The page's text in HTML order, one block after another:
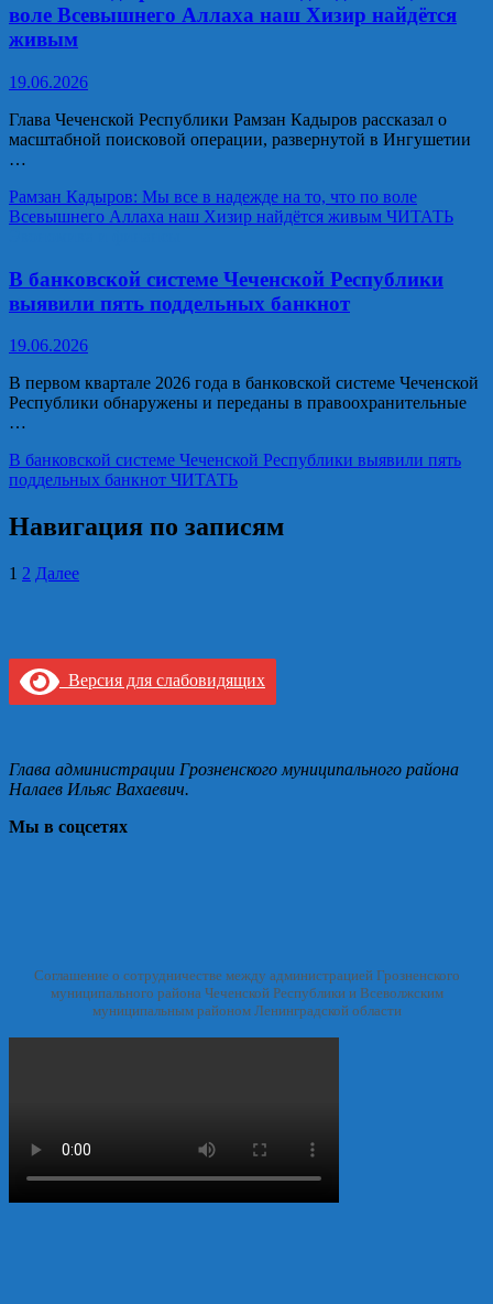
воле Всевышнего Аллаха наш Хизир найдётся
живым
19.06.2026
Глава Чеченской Республики Рамзан Кадыров рассказал о
масштабной поисковой операции, развернутой в Ингушетии
…
Рамзан Кадыров: Мы все в надежде на то, что по воле
Всевышнего Аллаха наш Хизир найдётся живым ЧИТАТЬ
В банковской системе Чеченской Республики
выявили пять поддельных банкнот
19.06.2026
В первом квартале 2026 года в банковской системе Чеченской
Республики обнаружены и переданы в правоохранительные
…
В банковской системе Чеченской Республики выявили пять
поддельных банкнот ЧИТАТЬ
Навигация по записям
1 2 Далее
Версия для слабовидящих
Глава администрации Грозненского муниципального района
Налаев Ильяс Вахаевич.
Мы в соцсетях
Соглашение о сотрудничестве между администрацией Грозненского
муниципального района Чеченской Республики и Всеволжским
муниципальным районом Ленинградской области